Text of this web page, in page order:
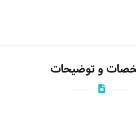
و توضیحات